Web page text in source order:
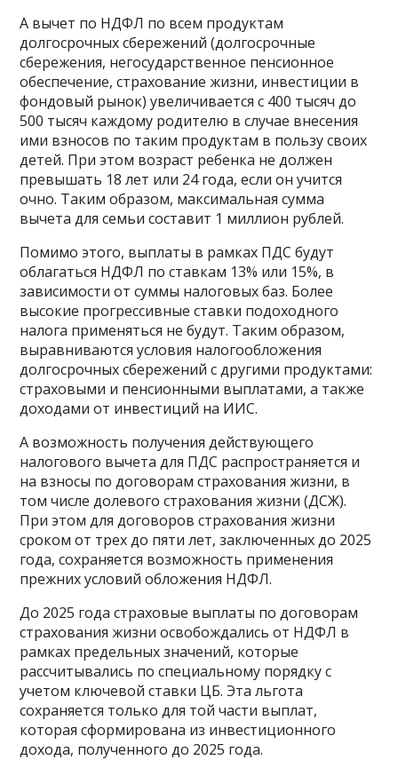
А вычет по НДФЛ по всем продуктам
долгосрочных сбережений (долгосрочные
сбережения, негосударственное пенсионное
обеспечение, страхование жизни, инвестиции в
фондовый рынок) увеличивается с 400 тысяч до
500 тысяч каждому родителю в случае внесения
ими взносов по таким продуктам в пользу своих
детей. При этом возраст ребенка не должен
превышать 18 лет или 24 года, если он учится
очно. Таким образом, максимальная сумма
вычета для семьи составит 1 миллион рублей.
Помимо этого, выплаты в рамках ПДС будут
облагаться НДФЛ по ставкам 13% или 15%, в
зависимости от суммы налоговых баз. Более
высокие прогрессивные ставки подоходного
налога применяться не будут. Таким образом,
выравниваются условия налогообложения
долгосрочных сбережений с другими продуктами:
страховыми и пенсионными выплатами, а также
доходами от инвестиций на ИИС.
А возможность получения действующего
налогового вычета для ПДС распространяется и
на взносы по договорам страхования жизни, в
том числе долевого страхования жизни (ДСЖ).
При этом для договоров страхования жизни
сроком от трех до пяти лет, заключенных до 2025
года, сохраняется возможность применения
прежних условий обложения НДФЛ.
До 2025 года страховые выплаты по договорам
страхования жизни освобождались от НДФЛ в
рамках предельных значений, которые
рассчитывались по специальному порядку с
учетом ключевой ставки ЦБ. Эта льгота
сохраняется только для той части выплат,
которая сформирована из инвестиционного
дохода, полученного до 2025 года.